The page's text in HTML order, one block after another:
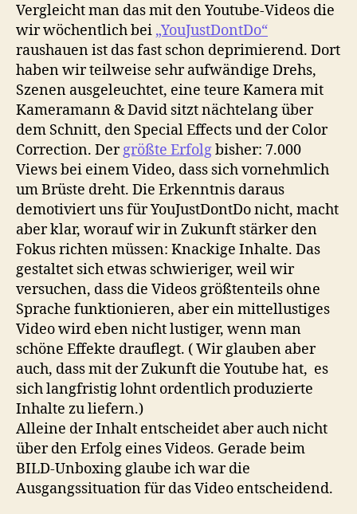
Vergleicht man das mit den Youtube-Videos die
wir wöchentlich bei „YouJustDontDo“
raushauen ist das fast schon deprimierend. Dort
haben wir teilweise sehr aufwändige Drehs,
Szenen ausgeleuchtet, eine teure Kamera mit
Kameramann & David sitzt nächtelang über
dem Schnitt, den Special Effects und der Color
Correction. Dergrößte Erfolgbisher: 7.000
Views bei einem Video, dass sich vornehmlich
um Brüste dreht. Die Erkenntnis daraus
demotiviert uns für YouJustDontDo nicht, macht
aber klar, worauf wir in Zukunft stärker den
Fokus richten müssen: Knackige Inhalte. Das
gestaltet sich etwas schwieriger, weil wir
versuchen, dass die Videos größtenteils ohne
Sprache funktionieren, aber ein mittellustiges
Video wird eben nicht lustiger, wenn man
schöne Effekte drauflegt. ( Wir glauben aber
auch, dass mit der Zukunft die Youtube hat, es
sich langfristig lohnt ordentlich produzierte
Inhalte zu liefern.)
Alleine der Inhalt entscheidet aber auch nicht
über den Erfolg eines Videos. Gerade beim
BILD-Unboxing glaube ich war die
Ausgangssituation für das Video entscheidend.